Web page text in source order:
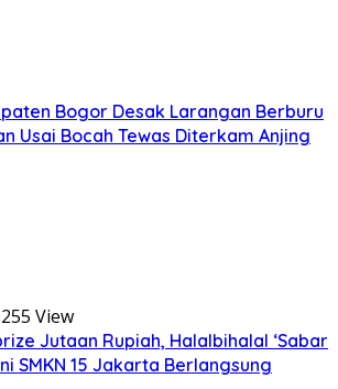
Bogor Desak Larangan Berburu
Usai Bocah Tewas Diterkam Anjing
255 View
Jutaan Rupiah, Halalbihalal ‘Sabar
SMKN 15 Jakarta Berlangsung